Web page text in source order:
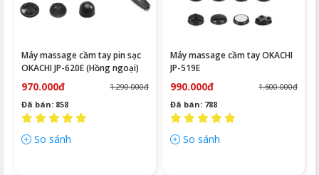
Máy massage cầm tay pin sạc
OKACHI JP-620E (Hồng ngoại)
970.000đ
1.290.000đ
Đã bán: 858
So sánh
Máy massage cầm tay OKACHI
JP-519E
990.000đ
1.600.000đ
Đã bán: 788
So sánh